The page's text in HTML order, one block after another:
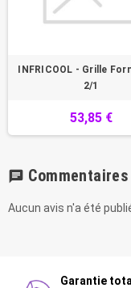
INFRICOOL - Grille
2/1
53,85 €
chat Commentaires
Aucun avis n'a été
Garantie